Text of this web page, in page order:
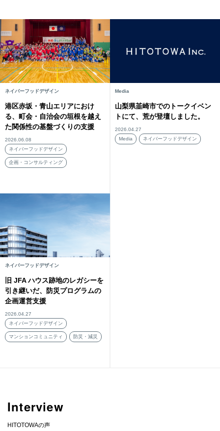
ネイバーフッドデザイン
港区赤坂・青山エリアにおけ
る、町会・自治会の垣根を越え
た関係性の基盤づくりの支援
2026.06.08
ネイバーフッドデザイン
企画・コンサルティング
Media
山梨県韮崎市でのトークイベン
トにて、荒が登壇しました。
2026.04.27
Media
ネイバーフッドデザイン
ネイバーフッドデザイン
旧 JFA ハウス跡地のレガシーを
引き継いだ、防災プログラムの
企画運営支援
2026.04.27
ネイバーフッドデザイン
マンションコミュニティ 防災・減災
Interview
HITOTOWAの声